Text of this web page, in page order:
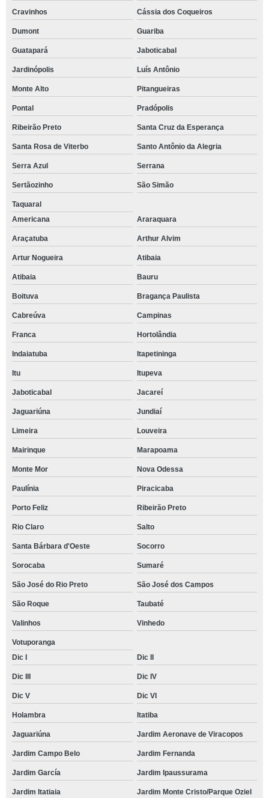
Cravinhos Cássia dos Coqueiros
Dumont Guariba
Guatapará Jaboticabal
Jardinópolis Luís Antônio
Monte Alto Pitangueiras
Pontal Pradópolis
Ribeirão Preto Santa Cruz da Esperança
Santa Rosa de Viterbo Santo Antônio da Alegria
Serra Azul Serrana
Sertãozinho São Simão
Taquaral
Americana
Araraquara
Araçatuba Arthur Alvim
Artur Nogueira Atibaia
Atibaia Bauru
Boituva Bragança Paulista
Cabreúva Campinas
Franca Hortolândia
Indaiatuba Itapetininga
Itu Itupeva
Jaboticabal Jacareí
Jaguariúna Jundiaí
Limeira Louveira
Mairinque Marapoama
Monte Mor Nova Odessa
Paulínia Piracicaba
Porto Feliz Ribeirão Preto
Rio Claro Salto
Santa Bárbara d'Oeste Socorro
Sorocaba Sumaré
São José do Rio Preto São José dos Campos
São Roque Taubaté
Valinhos Vinhedo
Votuporanga
Dic I
Dic II
Dic III Dic IV
Dic V Dic VI
Holambra Itatiba
Jaguariúna Jardim Aeronave de Viracopos
Jardim Campo Belo Jardim Fernanda
Jardim García Jardim Ipaussurama
Jardim Itatiaia Jardim Monte Cristo/Parque Oziel